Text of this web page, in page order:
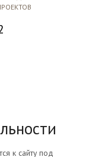
к сайту под